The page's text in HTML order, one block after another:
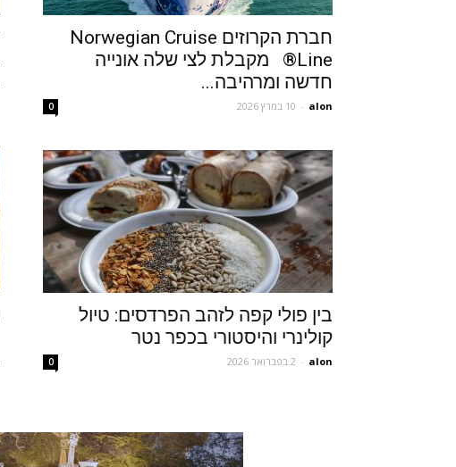
חברת הקרוזים Norwegian Cruise
Line® מקבלת לצי שלה אונייה
חדשה ומרהיבה...
alon
- 10 במרץ 2026 0
בין פולי קפה לזהב הפרדסים: טיול
קולינרי והיסטורי בכפר נטר
alon
- 2 בפברואר 2026 0